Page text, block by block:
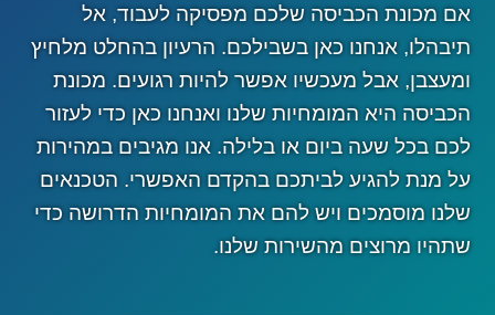
אם מכונת הכביסה שלכם מפסיקה לעבוד, אל
תיבהלו, אנחנו כאן בשבילכם. הרעיון בהחלט מלחיץ
ומעצבן, אבל מעכשיו אפשר להיות רגועים. מכונת
הכביסה היא המומחיות שלנו ואנחנו כאן כדי לעזור
לכם בכל שעה ביום או בלילה. אנו מגיבים במהירות
על מנת להגיע לביתכם בהקדם האפשרי. הטכנאים
שלנו מוסמכים ויש להם את המומחיות הדרושה כדי
שתהיו מרוצים מהשירות שלנו.